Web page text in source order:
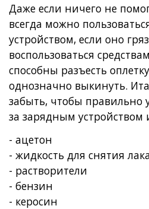
Даже если ничего не
всегда можно
устройством, если оно
воспользоваться
способны разъесть
однозначно выкинуть.
забыть, чтобы правильно
за зарядным устройством
- ацетон
- жидкость для снятия
- растворители
- бензин
- керосин